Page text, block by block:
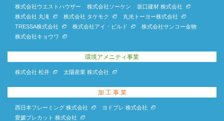
株式会社ウエストハウザー
株式会社ソーケン
坂口建材 株式会社
株式会社 丸滝
株式会社 タケモク
丸光トーヨー株式会社
TRESSA株式会社
株式会社アイ・ビルド
株式会社サンコー金物
株式会社キョウワ
環境アメニティ事業
株式会社 松井 太陽産業 株式会社
加 工 事 業
西日本フレーミング 株式会社
ヨドプレ 株式会社
愛媛プレカット 株式会社